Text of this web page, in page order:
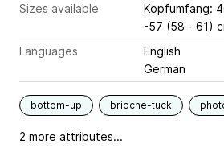
Sizes available
Kopfumfang:
-57 (58 - 61)
Languages
English
German
bottom-up brioche-tuck
2 more attributes...